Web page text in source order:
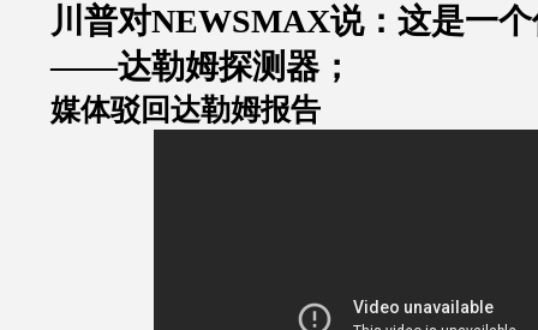
川普对NEWSMAX说：这是一
——达勒姆探测器；
媒体驳回达勒姆报告